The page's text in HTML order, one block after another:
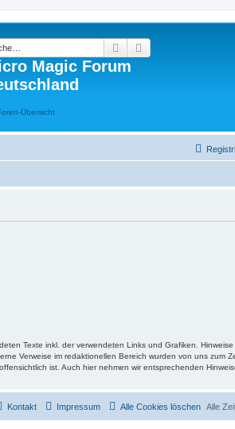
Suche
Magic Forum
Texte inkl. der verwendeten Links und Grafiken.
Verweise im redaktionellen Bereich wurden von uns zum
ist. Auch hier nehmen wir entsprechenden
Alle
Alle Cookies löschen
Impressum
Kontakt